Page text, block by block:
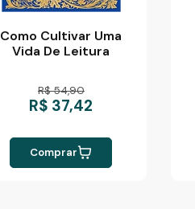
Como Cultivar Uma
Vida De Leitura
R$ 54,90
R$ 37,42
Comprar